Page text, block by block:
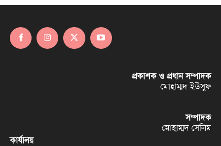
প্রকাশক ও প্রধান সম্পাদক
মোহাম্মদ ইউসুফ
সম্পাদক
মোহাম্মদ সেলিম
কার্যালয়